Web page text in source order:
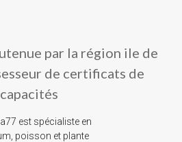
par la région ile de
de certificats de
capacités
est spécialiste en
poisson et plante